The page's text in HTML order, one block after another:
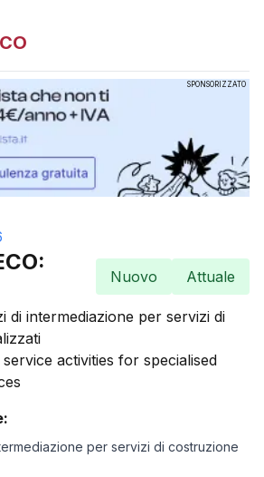
SPONSORIZZATO
Nuovo Attuale
di intermediazione per servizi di
activities for specialised
per servizi di costruzione